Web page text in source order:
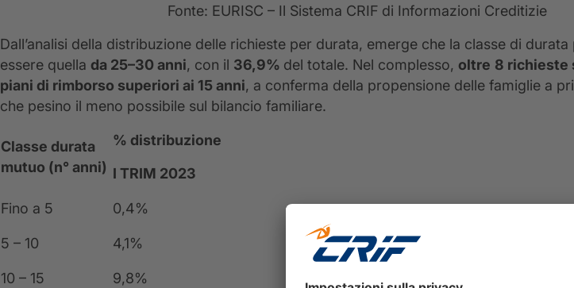
Fonte: EURISC – Il Sistema CRIF di Informazioni Creditizie
Dall’analisi della distribuzione delle richieste per durata, emerge che la classe di
essere quella da 25–30 anni, con il 36,9% del totale. Nel complesso, oltre 8 richieste
piani di rimborso superiori ai 15 anni, a conferma della propensione delle famiglie a
che pesino il meno possibile sul bilancio familiare.
Classe durata
mutuo (n° anni)
% distribuzione
I TRIM 2023
Fino a 5 0,4%
5 – 10 4,1%
10 – 15 9,8%